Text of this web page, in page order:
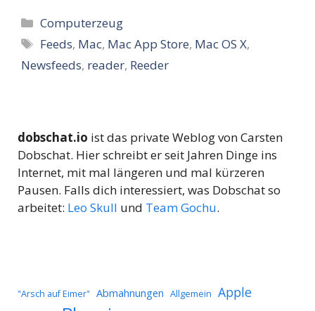
Kategorien
Computerzeug
Schlagwörter
Feeds, Mac, Mac App Store, Mac OS X,
Newsfeeds, reader, Reeder
dobschat.io ist das private Weblog von Carsten
Dobschat. Hier schreibt er seit Jahren Dinge ins
Internet, mit mal längeren und mal kürzeren
Pausen. Falls dich interessiert, was Dobschat so
arbeitet: Leo Skull und Team Gochu.
"Arsch auf Eimer" Abmahnungen Allgemein Apple